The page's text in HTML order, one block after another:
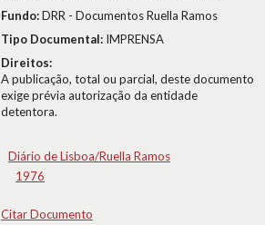
Fundo:DRR - Documentos Ruella Ramos
Tipo Documental: IMPRENSA
Direitos:
A publicação, total ou parcial, deste documento
exige prévia autorização da entidade
detentora.
Diário de Lisboa/Ruella Ramos
1976
Citar Documento